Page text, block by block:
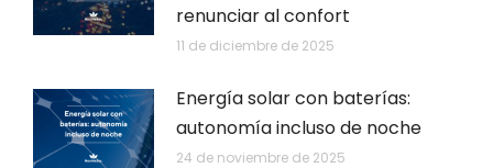
renunciar al confort
11 de diciembre de 2025
Energía solar con baterías:
autonomía incluso de noche
24 de noviembre de 2025